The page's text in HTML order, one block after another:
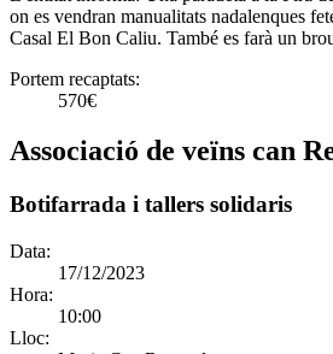
on es vendran manualitats nadalenques
Casal El Bon Caliu. També es farà un
Portem recaptats:
570€
Associació de veïns can
Botifarrada i tallers solidaris
Data:
17/12/2023
Hora:
10:00
Lloc: